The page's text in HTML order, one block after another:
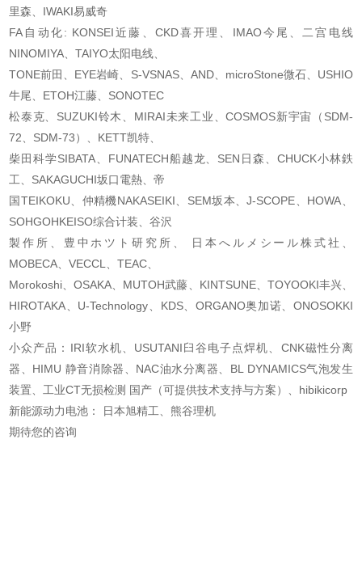
里森、IWAKI易威奇
FA自动化: KONSEI近藤、CKD喜开理、IMAO今尾、二宫电线
NINOMIYA、TAIYO太阳电线、
TONE前田、EYE岩崎、S-VSNAS、AND、microStone微石、USHIO
牛尾、ETOH江藤、SONOTEC
松泰克、SUZUKI铃木、MIRAI未来工业、COSMOS新宇宙（SDM-
72、SDM-73）、KETT凯特、
柴田科学SIBATA、FUNATECH船越龙、SEN日森、CHUCK小林鉄
工、SAKAGUCHI坂口電熱、帝
国TEIKOKU、仲精機NAKASEIKI、SEM坂本、J-SCOPE、HOWA、
SOHGOHKEISO综合计装、谷沢
製作所、豊中ホツト研究所、 日本へルメシール株式社、
MOBECA、VECCL、TEAC、
Morokoshi、OSAKA、MUTOH武藤、KINTSUNE、TOYOOKI丰兴、
HIROTAKA、U-Technology、 KDS、ORGANO奥加诺、ONOSOKKI
小野
小众产品：IRI软水机、USUTANI臼谷电子点焊机、CNK磁性分离
器、HIMU 静音消除器、 NAC油水分离器、BL DYNAMICS气泡发生
装置、工业CT无损检测 国产（可提供技术支持与方案）、hibikicorp
新能源动力电池： 日本旭精工、熊谷理机
期待您的咨询